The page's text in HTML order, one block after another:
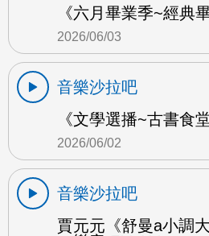
《六月畢業季~經典
2026/06/03
音樂沙拉吧
《文學選播~古書食
2026/06/02
音樂沙拉吧
賈元元《舒曼a小調